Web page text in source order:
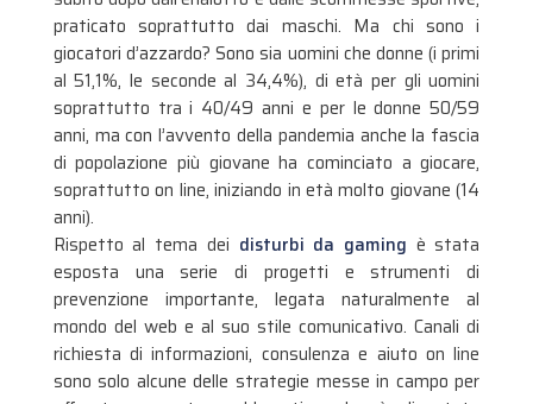
praticato soprattutto dai maschi. Ma chi sono i
giocatori d’azzardo? Sono sia uomini che donne (i primi
al 51,1%, le seconde al 34,4%), di età per gli uomini
soprattutto tra i 40/49 anni e per le donne 50/59
anni, ma con l’avvento della pandemia anche la fascia
di popolazione più giovane ha cominciato a giocare,
soprattutto on line, iniziando in età molto giovane (14
anni).
Rispetto al tema dei disturbi da gaming è stata
esposta una serie di progetti e strumenti di
prevenzione importante, legata naturalmente al
mondo del web e al suo stile comunicativo. Canali di
richiesta di informazioni, consulenza e aiuto on line
sono solo alcune delle strategie messe in campo per